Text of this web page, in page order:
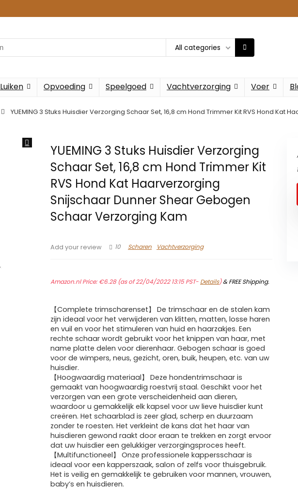
All categories
Luiken Opvoeding Speelgoed Vachtverzorging Voer
YUEMING 3 Stuks Huisdier Verzorging Schaar Set, 16,8 cm Hond Trimmer Kit RVS Hond Kat
YUEMING 3 Stuks Huisdier Verzorging
Schaar Set, 16,8 cm Hond Trimmer Kit
RVS Hond Kat Haarverzorging
Snijschaar Dunner Shear Gebogen
Schaar Verzorging Kam
Add your review 10 Scharen Vachtverzorging
Amazon.nl Price:€6.28(as of 22/04/2022 13:15 PST- Details)&FREE Shipping.
【Complete trimscharenset】 De trimschaar en de stalen kam
zijn ideaal voor het verwijderen van klitten, matten, losse haren
en vuil en voor het stimuleren van huid en haarzakjes. Een
rechte schaar wordt gebruikt voor het knippen van haar, met
name platte delen voor dierenhaar. Gebogen schaar is goed
voor de wimpers, neus, gezicht, oren, buik, heupen, etc. van uw
huisdier.
【Hoogwaardig materiaal】 Deze hondentrimschaar is
gemaakt van hoogwaardig roestvrij staal. Geschikt voor het
verzorgen van een grote verscheidenheid aan dieren,
waardoor u gemakkelijk elk kapsel voor uw lieve huisdier kunt
creëren. Het schaarblad is zeer glad, scherp en duurzaam
zonder te roesten. Het verkleint de kans dat het haar van
huisdieren gewond raakt door eraan te trekken en zorgt ervoor
dat uw huisdier een gelukkiger verzorgingsproces heeft.
【Multifunctioneel】 Onze professionele kappersschaar is
ideaal voor een kapperszaak, salon of zelfs voor thuisgebruik.
Het is veilig en gemakkelijk te gebruiken voor mannen, vrouwen,
baby’s en huisdieren.